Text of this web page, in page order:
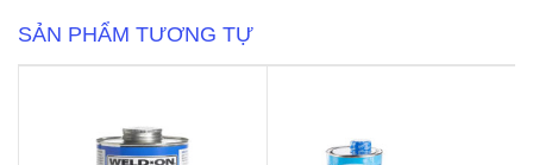
Chuyên
Dụng
SẢN PHẨM TƯƠNG TỰ